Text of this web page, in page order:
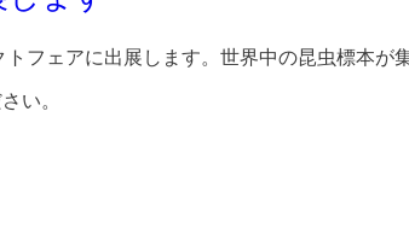
フェアに出展します。世界中の昆虫標本が
い。